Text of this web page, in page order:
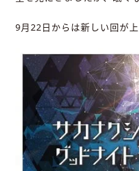
9月22日からは新しい回が上